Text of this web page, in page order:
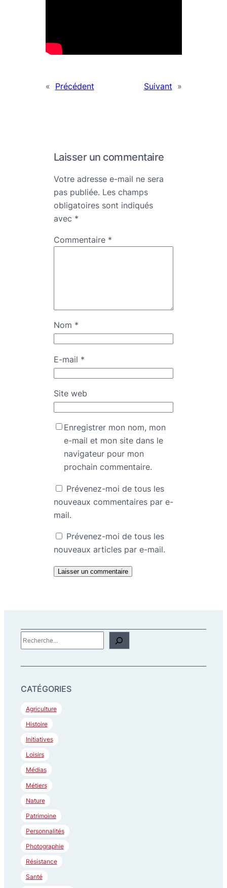
« Précédent Suivant »
Laisser un commentaire
Votre adresse e-mail ne sera
pas publiée. Les champs
obligatoires sont indiqués
avec *
Commentaire *
Nom *
E-mail *
Site web
Enregistrer mon nom, mon
e-mail et mon site dans le
navigateur pour mon
prochain commentaire.
Prévenez-moi de tous les
nouveaux commentaires par e-
mail.
Prévenez-moi de tous les
nouveaux articles par e-mail.
R
e
c
e
CATÉGORIES
Agriculture
Histoire
Initiatives
Loisirs
Médias
Métiers
Nature
Patrimoine
Personnalités
Photographie
Résistance
Santé